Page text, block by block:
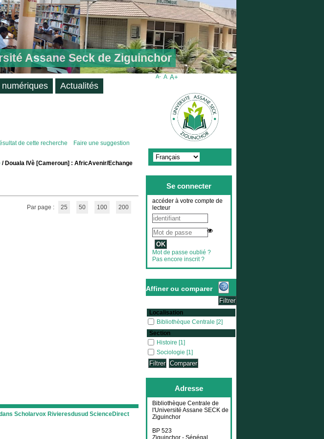
Assane Seck de Ziguinchor
de cette recherche Faire une suggestion
/ Douala IVè [Cameroun] : AfricAvenir/Echange
Par page : 25 50 100 200
Scholarvox Rivieresdusud ScienceDirect
Actualités
A- A A+
Se connecter
accéder à votre compte de
lecteur
Mot de passe oublié ?
Pas encore inscrit ?
Affiner ou comparer
Localisation
Bibliothèque Centrale
Bibliothèque Centrale [2]
Section
HistoireHistoire [1]
Sociologie
Sociologie [1]
Adresse
Bibliothèque Centrale de
l'Université Assane SECK de
Ziguinchor
BP 523
Ziguinchor - Sénégal